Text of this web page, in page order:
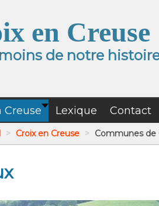
en Creuse
de notre
Creuse Lexique Contact
> Croix en Creuse > Communes de